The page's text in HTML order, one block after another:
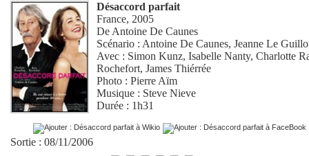
Désaccord parfait
France, 2005
De Antoine De Caunes
Scénario : Antoine De Caunes,Jeanne Le
Avec : Simon Kunz,Isabelle Nanty,Charlotte
Rochefort,James Thiérrée
Photo :Pierre Aïm
Musique : Steve Nieve
Durée : 1h31
Sortie : 08/11/2006